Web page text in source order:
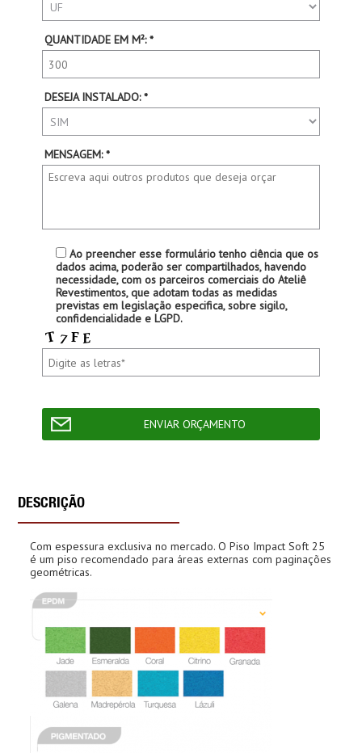
QUANTIDADE EM M²: *
DESEJA INSTALADO: *
MENSAGEM: *
Ao preencher esse formulário tenho ciência que os
dados acima, poderão ser compartilhados, havendo
necessidade, com os parceiros comerciais do Ateliê
Revestimentos, que adotam todas as medidas
previstas em legislação especifica, sobre sigilo,
confidencialidade e LGPD.
DESCRIÇÃO
Com espessura exclusiva no mercado. O Piso Impact Soft 25
é um piso recomendado para áreas externas com paginações
geométricas.